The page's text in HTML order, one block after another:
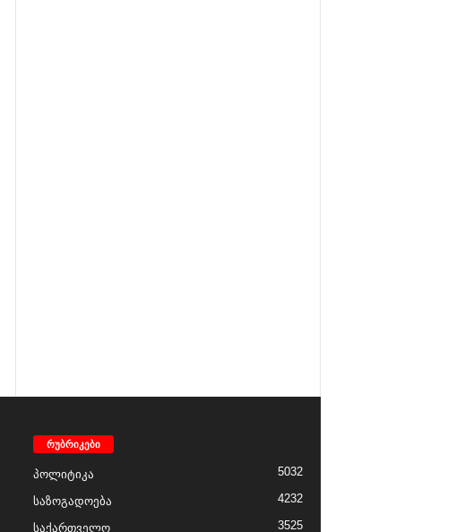
რუბრიკები
პოლიტიკა 5032
საზოგადოება 4232
საქართველო 3525